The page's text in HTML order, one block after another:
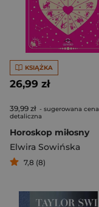
KSIĄŻKA
26,99 zł
39,99 zł - sugerowana cena
detaliczna
Horoskop miłosny
Elwira Sowińska
7,8 (8)